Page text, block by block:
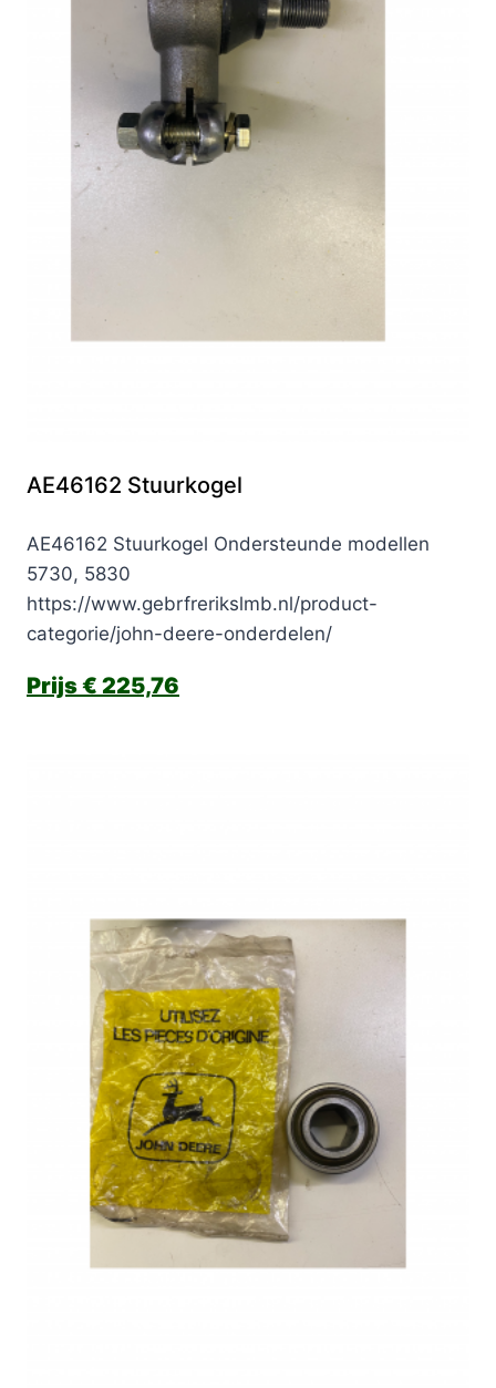
AE46162 Stuurkogel
AE46162 Stuurkogel Ondersteunde modellen
5730, 5830
https://www.gebrfrerikslmb.nl/product-
categorie/john-deere-onderdelen/
€ 225,76